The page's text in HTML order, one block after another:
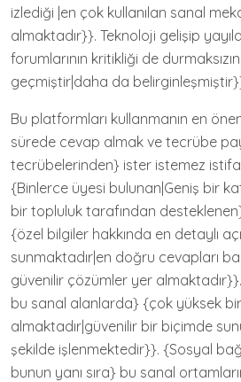
izlediği |en çok kullanılan sanal
almaktadır}}. Teknoloji gelişip
forumlarının kritikliği de
geçmiştir|daha da
Bu platformları kullanmanın en
sürede cevap almak ve tecrübe
tecrübelerinden} ister istemez
{Binlerce üyesi bulunan|Geniş bir
bir topluluk tarafından
{özel bilgiler hakkında en detaylı
sunmaktadır|en doğru cevapları
güvenilir çözümler yer
bu sanal alanlarda} {çok yüksek
almaktadır|güvenilir bir biçimde
şekilde işlenmektedir}}. {Sosyal
bunun yanı sıra} bu sanal